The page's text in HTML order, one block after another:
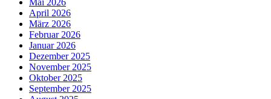
Mai 2026
April 2026
März 2026
Februar 2026
Januar 2026
Dezember 2025
November 2025
Oktober 2025
September 2025